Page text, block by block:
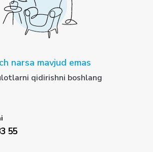
narsa mavjud emas
qidirishni boshlang
55